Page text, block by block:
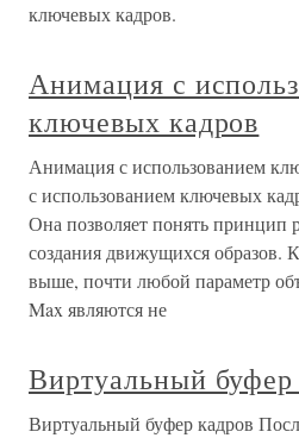
ключевых кадров.
Анимация с
ключевых кадров
Анимация с использованием
с использованием ключевых
Она позволяет понять принцип
создания движущихся образов.
выше, почти любой параметр
Max являются не
Виртуальный буфер
Виртуальный буфер кадров